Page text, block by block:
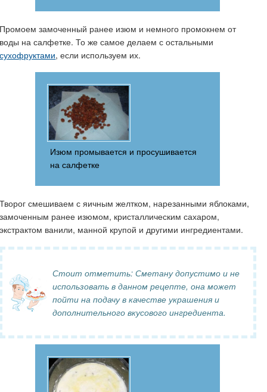
Промоем замоченный ранее изюм и немного промокнем от
воды на салфетке. То же самое делаем с остальными
сухофруктами, если используем их.
Изюм промывается и просушивается
на салфетке
Творог смешиваем с яичным желтком, нарезанными яблоками,
замоченным ранее изюмом, кристаллическим сахаром,
экстрактом ванили, манной крупой и другими ингредиентами.
Стоит отметить: Сметану допустимо и не
использовать в данном рецепте, она может
пойти на подачу в качестве украшения и
дополнительного вкусового ингредиента.